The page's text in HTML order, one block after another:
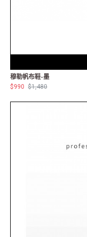
穆勒帆布鞋-墨
$990 $1,480